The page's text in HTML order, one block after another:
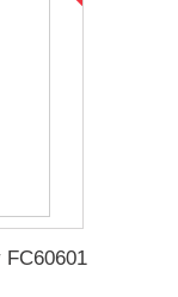
FC60601